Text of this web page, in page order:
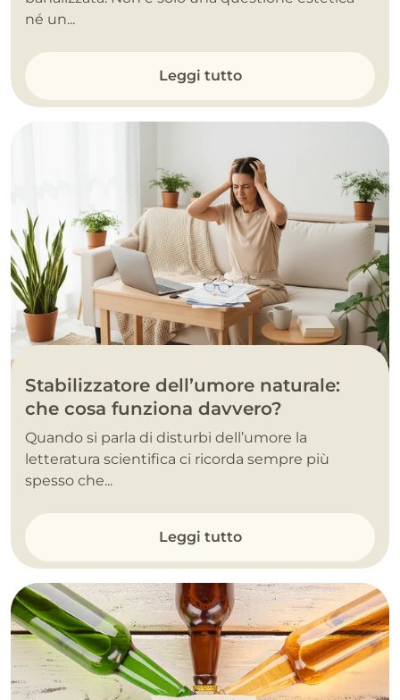
né un...
Leggi tutto
Stabilizzatore dell’umore naturale:
che cosa funziona davvero?
Quando si parla di disturbi dell’umore la
letteratura scientifica ci ricorda sempre più
spesso che...
Leggi tutto